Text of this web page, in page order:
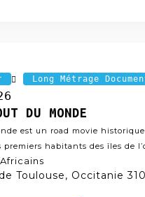
Long Métrage
DU MONDE
est un road movie
premiers habitants des îles de
Toulouse, Occitanie